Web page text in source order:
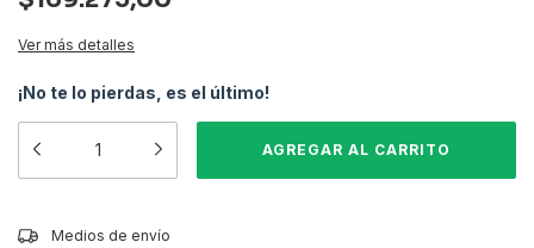
Ver más detalles
¡No te lo pierdas, es el último!
Entregas para el CP:
Medios de envío